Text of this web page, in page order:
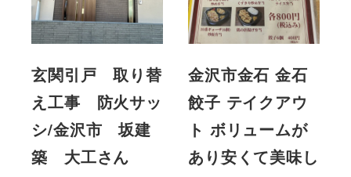
玄関引戸 取り替
え工事 防火サッ
シ/金沢市 坂建
築 大工さん
金沢市金石 金石
餃子 テイクアウ
ト ボリュームが
あり安くて美味し